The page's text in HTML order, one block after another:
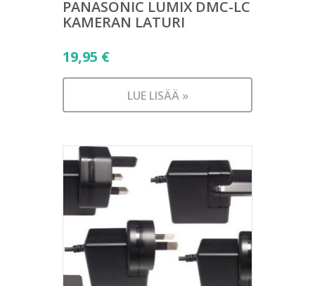
PANASONIC LUMIX DMC-LC
KAMERAN LATURI
19,95 €
LUE LISÄÄ »